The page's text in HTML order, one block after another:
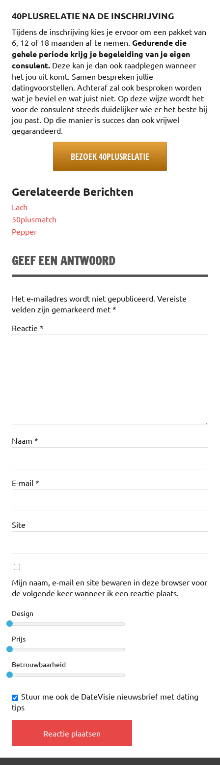
40PLUSRELATIE NA DE INSCHRIJVING
Tijdens de inschrijving kies je ervoor om een pakket van
6, 12 of 18 maanden af te nemen. Gedurende die
gehele periode krijg je begeleiding van je eigen
consulent. Deze kan je dan ook raadplegen wanneer
het jou uit komt. Samen bespreken jullie
datingvoorstellen. Achteraf zal ook besproken worden
wat je beviel en wat juist niet. Op deze wijze wordt het
voor de consulent steeds duidelijker wie er het beste bij
jou past. Op die manier is succes dan ook vrijwel
gegarandeerd.
BEZOEK 40PLUSRELATIE
Gerelateerde Berichten
Lach
50plusmatch
Pepper
GEEF EEN ANTWOORD
Het e-mailadres wordt niet gepubliceerd. Vereiste
velden zijn gemarkeerd met *
Reactie *
Naam *
E-mail *
Site
Mijn naam, e-mail en site bewaren in deze browser voor
de volgende keer wanneer ik een reactie plaats.
Design
Prijs
Betrouwbaarheid
Stuur me ook de DateVisie nieuwsbrief met dating
tips